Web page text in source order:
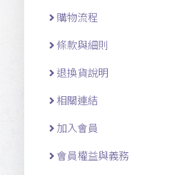
購物流程
條款與細則
退換貨說明
相關連結
加入會員
會員權益與義務